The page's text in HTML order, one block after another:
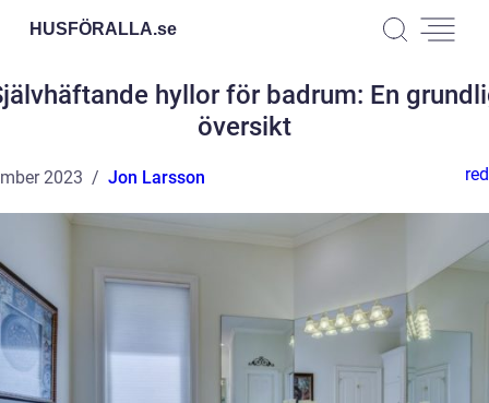
HUSFÖRALLA.se
hyllor för badrum: En
översikt
2023 Jon Larsson